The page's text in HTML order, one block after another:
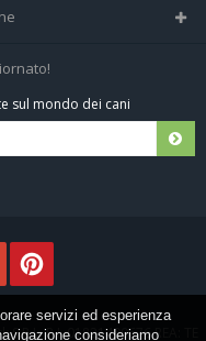
sul mondo dei cani
P.I. 01821400676 REA: TE
servizi ed esperienza
consideriamo